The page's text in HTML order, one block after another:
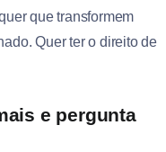
que transformem
Quer ter o direito de
e pergunta